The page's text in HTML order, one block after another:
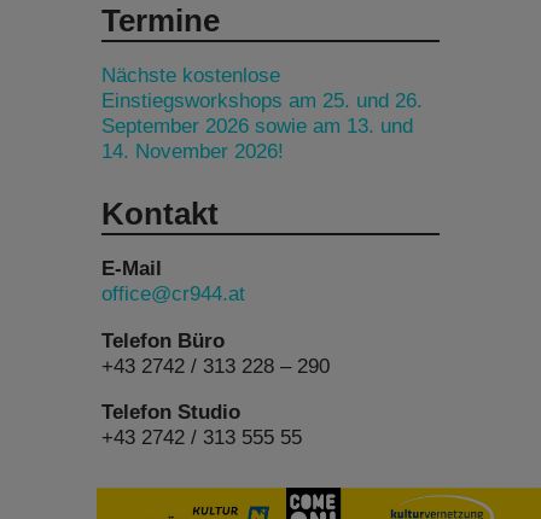
Termine
Nächste kostenlose
Einstiegsworkshops am 25. und 26.
September 2026 sowie am 13. und
14. November 2026!
Kontakt
E-Mail
office@cr944.at
Telefon Büro
+43 2742 / 313 228 – 290
Telefon Studio
+43 2742 / 313 555 55